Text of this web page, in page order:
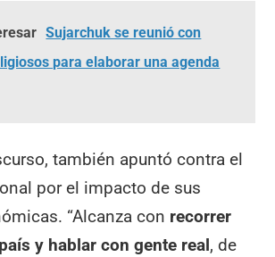
Sujarchuk se reunió con
para elaborar una agenda
también apuntó contra el
por el impacto de sus
“Alcanza con recorrer
y hablar con gente real, de